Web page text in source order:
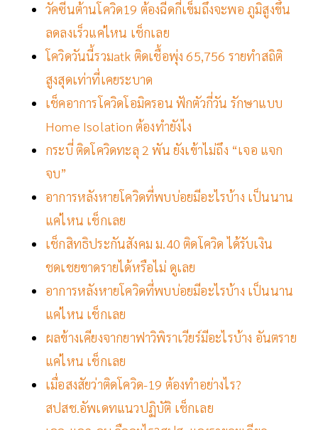
วัคซีนต้านโควิด19 ต้องฉีดกี่เข็มถึงจะพอ ภูมิสูงขึ้น
ลดลงเร็วแค่ไหน เช็กเลย
โควิดวันนี้รวมatk ติดเชื้อพุ่ง 65,756 รายทำสถิติ
สูงสุดเท่าที่เคยระบาด
เช็คอาการโควิดโอมิครอน ฟักตัวกี่วัน รักษาแบบ
Home Isolation ต้องทำยังไง
กระบี่ ติดโควิดทะลุ 2 พัน ยังเข้าไม่ถึง “เจอ แจก
จบ”
อาการหลังหายโควิดที่พบบ่อยมีอะไรบ้าง เป็นนาน
แค่ไหน เช็กเลย
เช็กสิทธิประกันสังคม ม.40 ติดโควิด ได้รับเงิน
ชดเชยขาดรายได้หรือไม่ ดูเลย
อาการหลังหายโควิดที่พบบ่อยมีอะไรบ้าง เป็นนาน
แค่ไหน เช็กเลย
ผลข้างเคียงจากยาฟาวิพิราเวียร์มีอะไรบ้าง อันตราย
แค่ไหน เช็กเลย
เมื่อสงสัยว่าติดโควิด-19 ต้องทำอย่างไร?
สปสช.อัพเดทแนวปฏิบัติ เช็กเลย